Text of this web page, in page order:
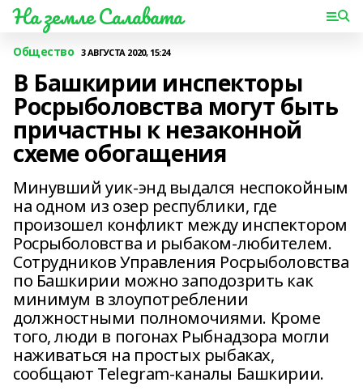
На земле Салавата
Общество 3 АВГУСТА 2020, 15:24
В Башкирии инспекторы
Росрыболовства могут быть
причастны к незаконной
схеме обогащения
Минувший уик-энд выдался неспокойным
на одном из озер республики, где
произошел конфликт между инспектором
Росрыболовства и рыбаком-любителем.
Сотрудников Управления Росрыболовства
по Башкирии можно заподозрить как
минимум в злоупотреблении
должностными полномочиями. Кроме
того, люди в погонах Рыбнадзора могли
наживаться на простых рыбаках,
сообщают Telegram-каналы Башкирии.